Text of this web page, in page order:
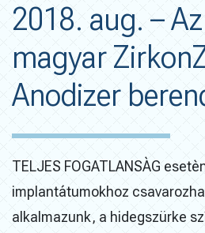
2018. aug. –
magyar
Anodizer
TELJES FOGATLANSÀG
implantátumokhoz
alkalmazunk, a hidegszürke